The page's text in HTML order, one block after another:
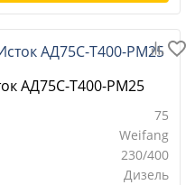
АД75С-Т400-РМ25
75
Weifang
230/400
Дизель